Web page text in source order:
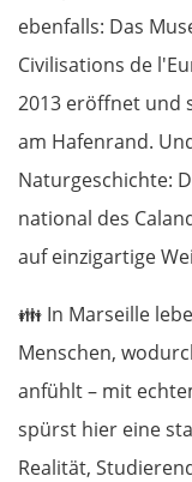
ebenfalls: Das
Civilisations de
2013 eröffnet und
am Hafenrand.
Naturgeschichte:
national des
auf einzigartige
👪 In Marseille
Menschen,
anfühlt – mit
spürst hier eine
Realität,